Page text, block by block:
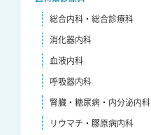
総合内科・総合診療科
消化器内科
血液内科
呼吸器内科
腎臓・糖尿病・内分泌内科
リウマチ・膠原病内科